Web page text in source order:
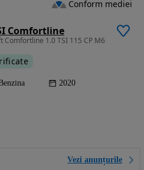
Comfortline
Comfortline 1.0 TSI 115 CP M6
2020
Vezi anunțurile
Conform mediei